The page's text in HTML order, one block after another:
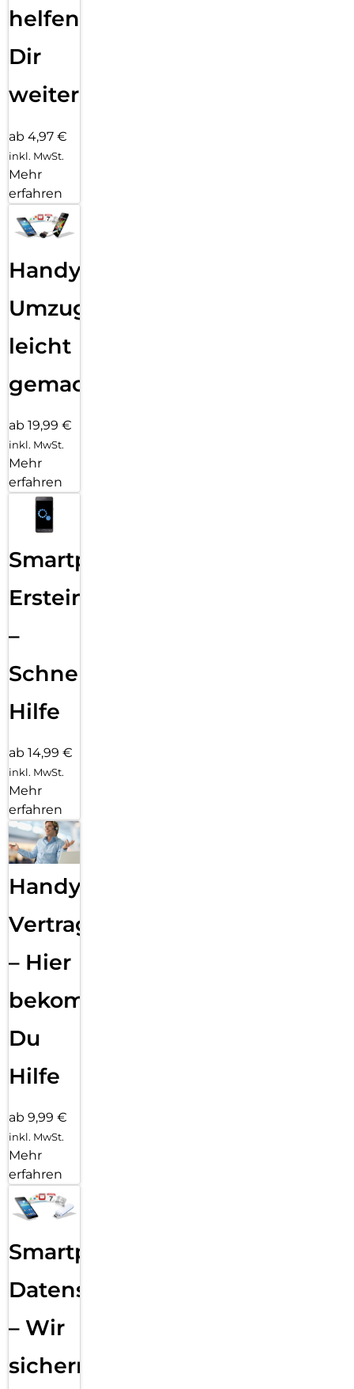
helfen
Dir
weiter
ab 4,97 €
inkl. MwSt.
Mehr
erfahren
Handy
Umzug
leicht
gemacht!
ab 19,99 €
inkl. MwSt.
Mehr
erfahren
Smartphone
Ersteinrichtung
–
Schnelle
Hilfe
ab 14,99 €
inkl. MwSt.
Mehr
erfahren
Handy
Vertragsabwicklung
– Hier
bekommst
Du
Hilfe
ab 9,99 €
inkl. MwSt.
Mehr
erfahren
Smartphone
Datensicherung
– Wir
sichern